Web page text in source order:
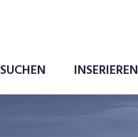
SUCHEN INSERIEREN